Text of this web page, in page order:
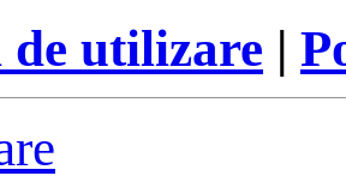
de utilizare |